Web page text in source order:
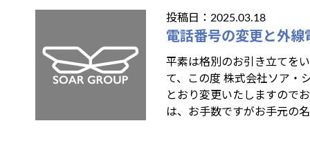
投稿日：2025.03.18
電話番号の変更と外
平素は格別のお引き立てを
て、この度 株式会社ソア・
とおり変更いたしますので
は、お手数ですがお手元の